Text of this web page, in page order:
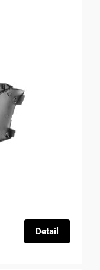
Detail